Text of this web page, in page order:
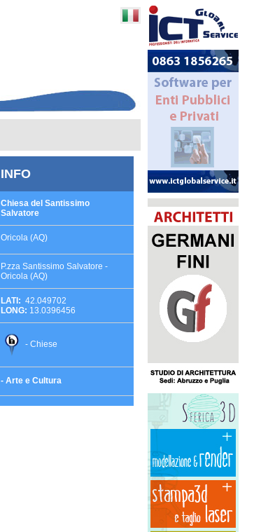
INFO
Chiesa del Santissimo
Salvatore
Oricola (AQ)
P.zza Santissimo Salvatore -
Oricola (AQ)
LATI: 42.049702
LONG: 13.0396456
- Chiese
- Arte e Cultura